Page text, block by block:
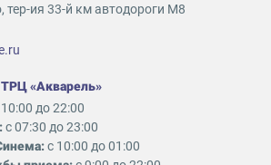
ия 33-й км автодороги М8
«Акварель»
до 22:00
с 07:30 до 23:00
с 10:00 до 01:00